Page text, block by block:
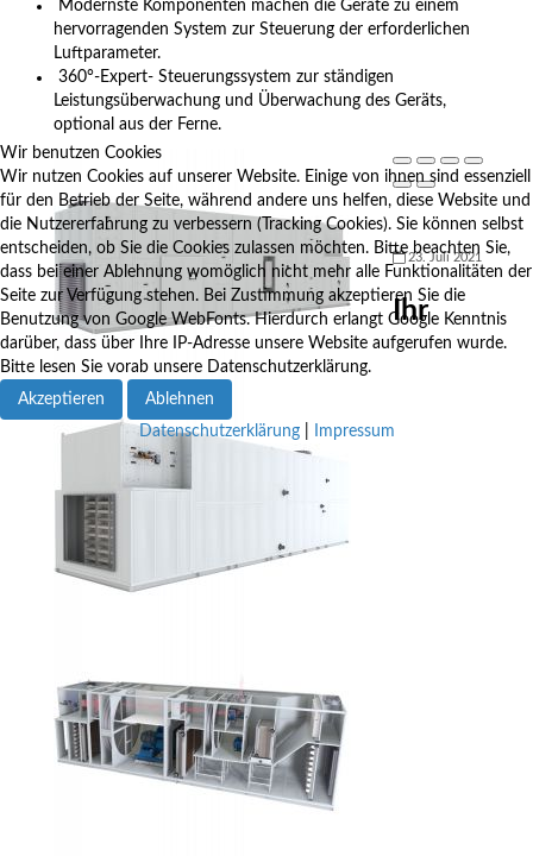
Modernste Komponenten machen die Geräte zu einem
hervorragenden System zur Steuerung der erforderlichen
Luftparameter.
360°-Expert- Steuerungssystem zur ständigen
Leistungsüberwachung und Überwachung des Geräts,
optional aus der Ferne.
23. Juli 2021
Ihr
Wir benutzen Cookies
Wir nutzen Cookies auf unserer Website. Einige von ihnen sind essenziell
für den Betrieb der Seite, während andere uns helfen, diese Website und
die Nutzererfahrung zu verbessern (Tracking Cookies). Sie können selbst
entscheiden, ob Sie die Cookies zulassen möchten. Bitte beachten Sie,
dass bei einer Ablehnung womöglich nicht mehr alle Funktionalitäten der
Seite zur Verfügung stehen. Bei Zustimmung akzeptieren Sie die
Benutzung von Google WebFonts. Hierdurch erlangt Google Kenntnis
darüber, dass über Ihre IP-Adresse unsere Website aufgerufen wurde.
Bitte lesen Sie vorab unsere Datenschutzerklärung.
Akzeptieren
Ablehnen
Datenschutzerklärung| Impressum